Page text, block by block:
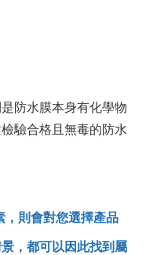
防水膜本身有化學物
驗合格且無毒的防水
，則會對您選擇產品
，都可以因此找到屬